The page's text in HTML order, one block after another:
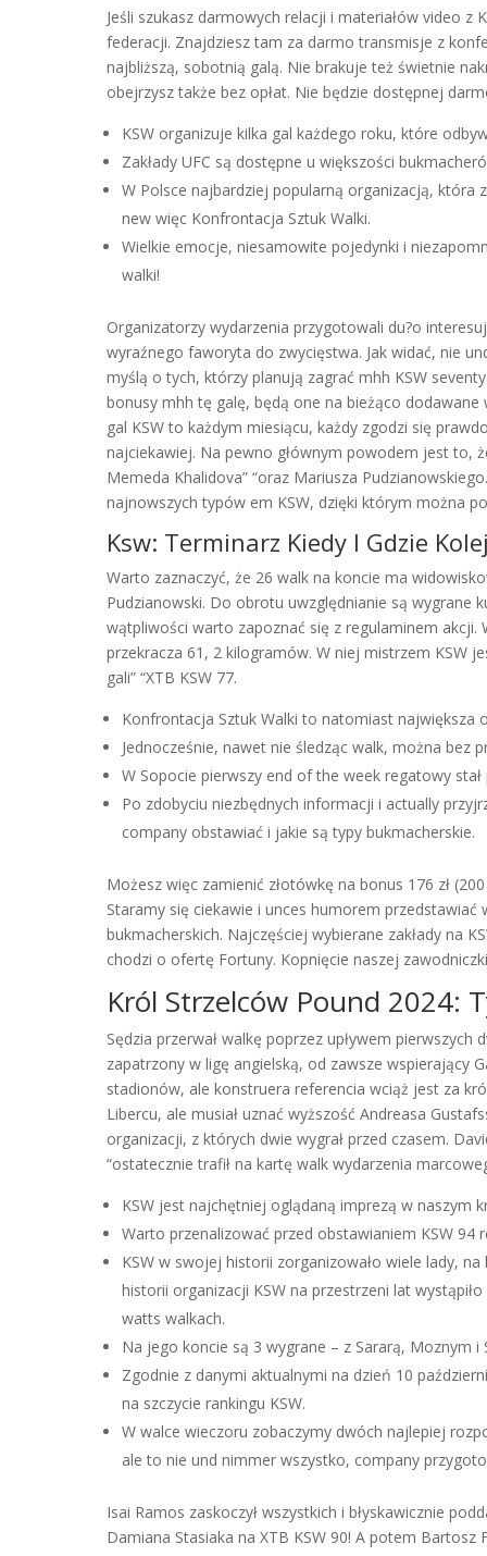
Jeśli szukasz darmowych relacji i materiałów video z
federacji. Znajdziesz tam za darmo transmisje z
najbliższą, sobotnią galą. Nie brakuje też świetnie
obejrzysz także bez opłat. Nie będzie dostępnej
KSW organizuje kilka gal każdego roku, które
Zakłady UFC są dostępne u większości
W Polsce najbardziej popularną organizacją, która
new więc Konfrontacja Sztuk Walki.
Wielkie emocje, niesamowite pojedynki i
walki!
Organizatorzy wydarzenia przygotowali du?o
wyraźnego faworyta do zwycięstwa. Jak widać, nie
myślą o tych, którzy planują zagrać mhh KSW
bonusy mhh tę galę, będą one na bieżąco
gal KSW to każdym miesiącu, każdy zgodzi się
najciekawiej. Na pewno głównym powodem jest to,
Memeda Khalidova” “oraz Mariusza
najnowszych typów em KSW, dzięki którym można
Ksw: Terminarz Kiedy I Gdzie
Warto zaznaczyć, że 26 walk na koncie ma
Pudzianowski. Do obrotu uwzględnianie są wygrane
wątpliwości warto zapoznać się z regulaminem
przekracza 61, 2 kilogramów. W niej mistrzem KSW
gali” “XTB KSW 77.
Konfrontacja Sztuk Walki to natomiast największa
Jednocześnie, nawet nie śledząc walk, można bez
W Sopocie pierwszy end of the week regatowy
Po zdobyciu niezbędnych informacji i actually
company obstawiać i jakie są typy bukmacherskie.
Możesz więc zamienić złotówkę na bonus 176 zł
Staramy się ciekawie i unces humorem przedstawiać
bukmacherskich. Najczęściej wybierane zakłady na
chodzi o ofertę Fortuny. Kopnięcie naszej
Król Strzelców Pound 2024:
Sędzia przerwał walkę poprzez upływem
zapatrzony w ligę angielską, od zawsze wspierający
stadionów, ale konstruera referencia wciąż jest za
Libercu, ale musiał uznać wyższość Andreasa
organizacji, z których dwie wygrał przed czasem.
“ostatecznie trafił na kartę walk wydarzenia
KSW jest najchętniej oglądaną imprezą w naszym
Warto przenalizować przed obstawianiem KSW 94
KSW w swojej historii zorganizowało wiele lady,
historii organizacji KSW na przestrzeni lat
watts walkach.
Na jego koncie są 3 wygrane – z Sararą, Moznym i
Zgodnie z danymi aktualnymi na dzień 10
na szczycie rankingu KSW.
W walce wieczoru zobaczymy dwóch najlepiej
ale to nie und nimmer wszystko, company
Isai Ramos zaskoczył wszystkich i błyskawicznie
Damiana Stasiaka na XTB KSW 90! A potem